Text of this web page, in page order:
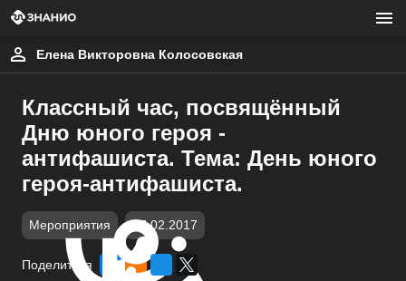
Елена Викторовна Колосовская
Классный час, посвящённый
Дню юного героя -
антифашиста. Тема: День юного
героя-антифашиста.
Мероприятия 17.02.2017
Поделиться